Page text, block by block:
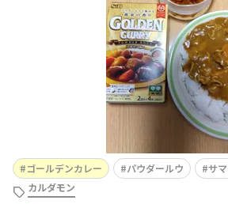
ゴールデンカレー パウダールウ
サ
カルダモン